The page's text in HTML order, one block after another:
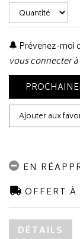
Prévenez-moi
vous connecter
Ajouter aux
EN
OFFERT
DÉTAILS